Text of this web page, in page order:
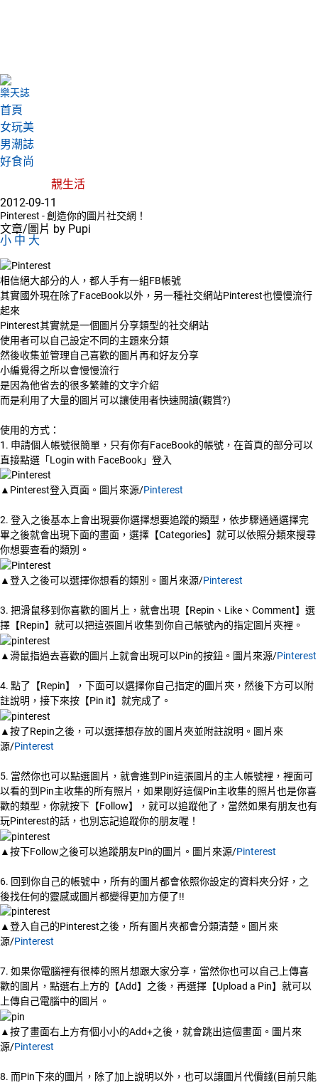
樂天誌
首頁
女玩美
男潮誌
好食尚
靚生活
2012-09-11
Pinterest - 創造你的圖片社交網！
文章/圖片 by Pupi
小 中 大
相信絕大部分的人，都人手有一組FB帳號
其實國外現在除了FaceBook以外，另一種社交網站Pinterest也慢慢流行
起來
Pinterest其實就是一個圖片分享類型的社交網站
使用者可以自己設定不同的主題來分類
然後收集並管理自己喜歡的圖片再和好友分享
小編覺得之所以會慢慢流行
是因為他省去的很多繁雜的文字介紹
而是利用了大量的圖片可以讓使用者快速閱讀(觀賞?)
使用的方式：
1. 申請個人帳號很簡單，只有你有FaceBook的帳號，在首頁的部分可以
直接點選「Login with FaceBook」登入
▲Pinterest登入頁面。圖片來源/Pinterest
2. 登入之後基本上會出現要你選擇想要追蹤的類型，依步驟通通選擇完
畢之後就會出現下面的畫面，選擇【Categories】就可以依照分類來搜尋
你想要查看的類別。
▲登入之後可以選擇你想看的類別。圖片來源/Pinterest
3. 把滑鼠移到你喜歡的圖片上，就會出現【Repin、Like、Comment】選
擇【Repin】就可以把這張圖片收集到你自己帳號內的指定圖片夾裡。
▲滑鼠指過去喜歡的圖片上就會出現可以Pin的按鈕。圖片來源/Pinterest
4. 點了【Repin】，下面可以選擇你自己指定的圖片夾，然後下方可以附
註說明，接下來按【Pin it】就完成了。
▲按了Repin之後，可以選擇想存放的圖片夾並附註說明。圖片來
源/Pinterest
5. 當然你也可以點選圖片，就會進到Pin這張圖片的主人帳號裡，裡面可
以看的到Pin主收集的所有照片，如果剛好這個Pin主收集的照片也是你喜
歡的類型，你就按下【Follow】，就可以追蹤他了，當然如果有朋友也有
玩Pinterest的話，也別忘記追蹤你的朋友喔！
▲按下Follow之後可以追蹤朋友Pin的圖片。圖片來源/Pinterest
6. 回到你自己的帳號中，所有的圖片都會依照你設定的資料夾分好，之
後找任何的靈感或圖片都變得更加方便了!!
▲登入自己的Pinterest之後，所有圖片夾都會分類清楚。圖片來
源/Pinterest
7. 如果你電腦裡有很棒的照片想跟大家分享，當然你也可以自己上傳喜
歡的圖片，點選右上方的【Add】之後，再選擇【Upload a Pin】就可以
上傳自己電腦中的圖片。
▲按了畫面右上方有個小小的Add+之後，就會跳出這個畫面。圖片來
源/Pinterest
8. 而Pin下來的圖片，除了加上說明以外，也可以讓圖片代價錢(目前只能